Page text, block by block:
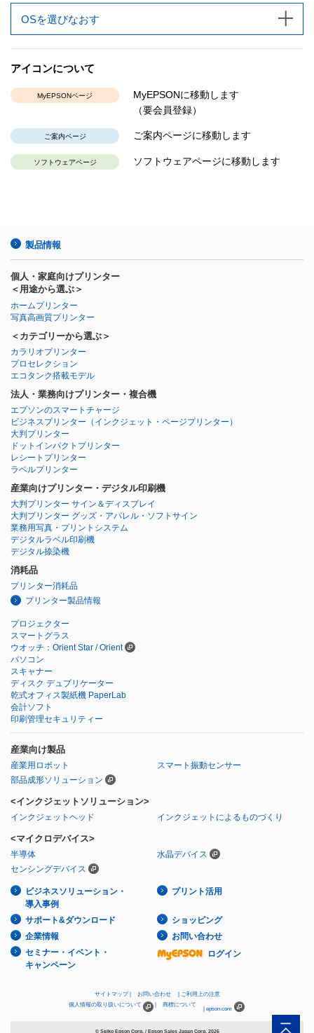
OSを選びなおす
アイコンについて
MyEPSONページ
MyEPSONに移動します
（要会員登録）
ご案内ページ ご案内ページに移動します
ソフトウェアページ ソフトウェアページに移動します
製品情報
個人・家庭向けプリンター
＜用途から選ぶ＞
ホームプリンター
写真高画質プリンター
＜カテゴリーから選ぶ＞
カラリオプリンター
プロセレクション
エコタンク搭載モデル
法人・業務向けプリンター・複合機
エプソンのスマートチャージ
ビジネスプリンター （インクジェット・ページプリンター）
大判プリンター
ドットインパクトプリンター
レシートプリンター
ラベルプリンター
産業向けプリンター・デジタル印刷機
大判プリンター サイン＆ディスプレイ
大判プリンター グッズ・アパレル・ソフトサイン
業務用写真・プリントシステム
デジタルラベル印刷機
デジタル捺染機
消耗品
プリンター消耗品
プリンター製品情報
プロジェクター
スマートグラス
ウオッチ：Orient Star / Orient
パソコン
スキャナー
ディスク デュプリケーター
乾式オフィス製紙機 PaperLab
会計ソフト
印刷管理セキュリティー
産業向け製品
産業用ロボット
スマート振動センサー
部品成形ソリューション
<インクジェットソリューション>
インクジェットヘッド インクジェットによるものづくり
<マイクロデバイス>
半導体
水晶デバイス
センシングデバイス
ビジネスソリューション・
導入事例
プリント活用
サポート&ダウンロード
ショッピング
企業情報
お問い合わせ
セミナー・イベント・
キャンペーン
ログイン
サイトマップ お問い合わせ
ご利用上の注意
個人情報の取り扱いについて
商標について
epson.com
© Seiko Epson Corp. / Epson Sales Japan Corp. 2026